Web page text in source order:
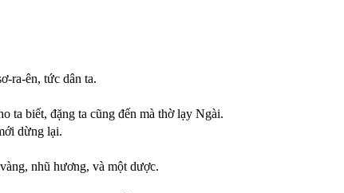
ra-ên, tức dân ta.
ta biết, đặng ta cũng đến mà thờ lạy Ngài.
dừng lại.
nhũ hương, và một dược.